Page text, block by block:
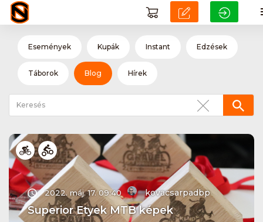
Események Kupák Instant Edzések
Táborok Blog Hírek
2022. máj. 17. 09:40 kovacsarpadbp
Superior Etyek MTB képek